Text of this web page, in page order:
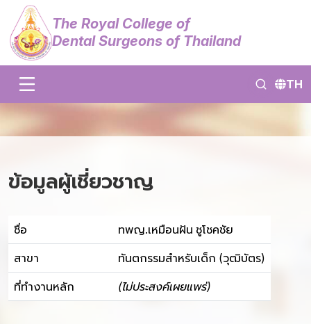
The Royal College of
Dental Surgeons of Thailand
TH
ข้อมูลผู้เชี่ยวชาญ
ชื่อ ทพญ.เหมือนฝัน ชูโชคชัย
สาขา ทันตกรรมสำหรับเด็ก (วุฒิบัตร)
ที่ทำงานหลัก (ไม่ประสงค์เผยแพร่)